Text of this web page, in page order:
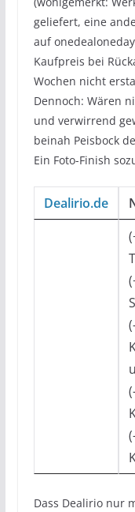
geliefert, eine
auf
Kaufpreis bei
Wochen nicht
Dennoch: Wären
und verwirrend
beinah Peisbock
Ein Foto-Finish
Dealirio.de
Dass Dealirio nur